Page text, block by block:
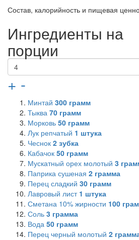
Состав, калорийность и пищевая
Ингредиенты на
порции
+ -
Минтай 300 грамм
Тыква 70 грамм
Морковь 50 грамм
Лук репчатый 1 штука
Чеснок 2 зубка
Кабачок 50 грамм
Мускатный орех молотый 3
Паприка сушеная 2 грамма
Перец сладкий 30 грамм
Лавровый лист 1 штука
Сметана 10% жирности 100
Соль 3 грамма
Вода 50 грамм
Перец черный молотый 2